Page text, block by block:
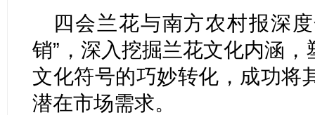
四会兰花与南方农村报深
销”，深入挖掘兰花文化内涵
文化符号的巧妙转化，成功将
潜在市场需求。